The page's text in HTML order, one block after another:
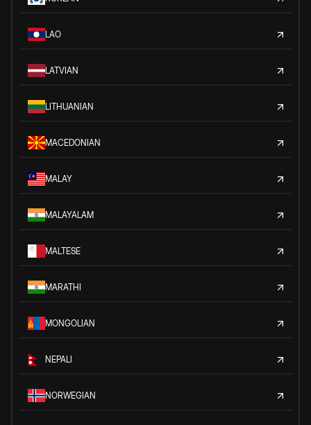
LAO
LATVIAN
LITHUANIAN
MACEDONIAN
MALAY
MALAYALAM
MALTESE
MARATHI
MONGOLIAN
NEPALI
NORWEGIAN